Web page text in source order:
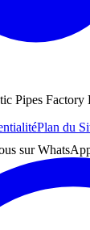
Pipes Factory
Plan du
sur